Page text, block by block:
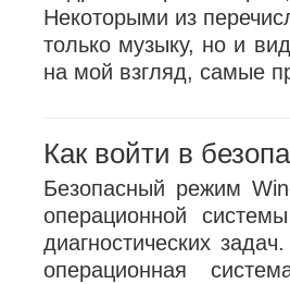
Некоторыми из
только музыку, но и
на мой взгляд, самые
Как войти в
Безопасный режим
операционной
диагностических
операционная